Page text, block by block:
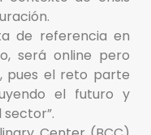
de referencia en
será online pero
pues el reto parte
el futuro y